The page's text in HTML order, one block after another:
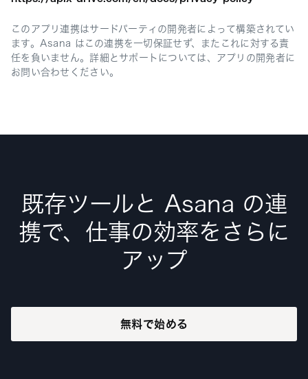
このアプリ連携はサードパーティの開発者によって構築されてい
ます。Asana はこの連携を一切保証せず、またこれに対する責
任を負いません。詳細とサポートについては、アプリの開発者に
お問い合わせください。
既存ツールと Asana の連
携で、仕事の効率をさらに
アップ
無料で始める